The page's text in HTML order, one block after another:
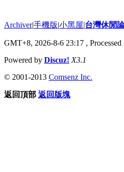
Archiver|手機版|小黑屋|台灣休閒
GMT+8, 2026-8-6 23:17 ,
Powered by Discuz! X3.1
© 2001-2013 Comsenz Inc.
返回頂部 返回版塊